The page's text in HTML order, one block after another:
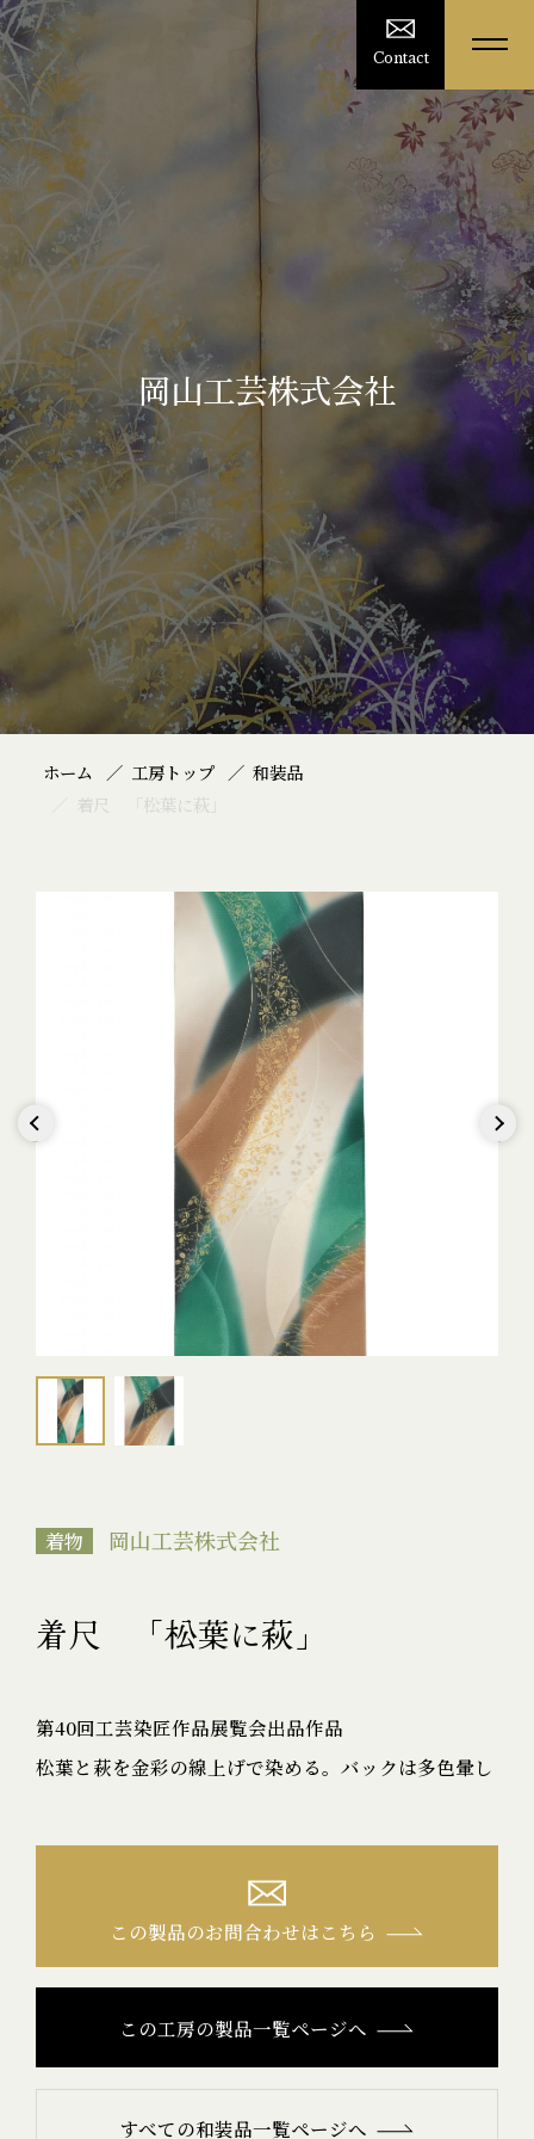
Contact
岡山工芸株式会社
ホーム 工房トップ
和装品
着尺 「松葉に萩」
着物 岡山工芸株式会社
着尺 「松葉に萩」
第40回工芸染匠作品展覧会出品作品
松葉と萩を金彩の線上げで染める。バックは多色暈し
この製品のお問合わせはこちら
この工房の製品一覧ページへ
すべての和装品一覧ページへ